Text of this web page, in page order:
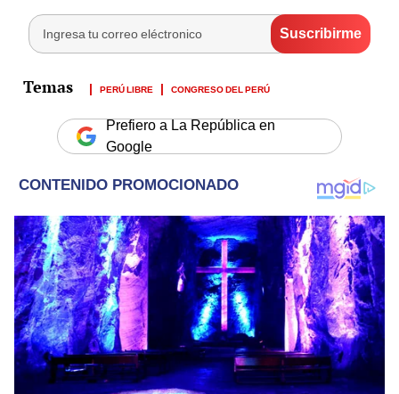
PERÚ LIBRE CONGRESO DEL PERÚ
Prefiero a La República en
Google